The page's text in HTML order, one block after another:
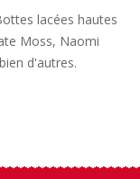
lacées hautes
Moss, Naomi
d'autres.